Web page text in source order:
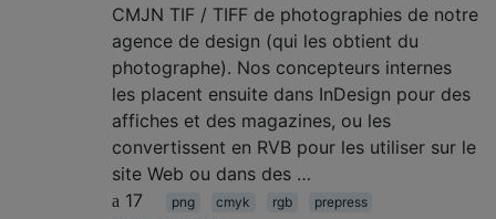
CMJN TIF / TIFF de photographies de notre
agence de design (qui les obtient du
photographe). Nos concepteurs internes
les placent ensuite dans InDesign pour des
affiches et des magazines, ou les
convertissent en RVB pour les utiliser sur le
site Web ou dans des …
17
png cmyk rgb
prepress